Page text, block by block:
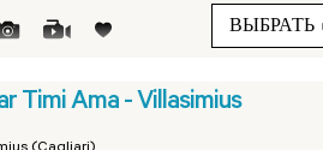
ВЫБРАТЬ
Timi Ama - Villasimius